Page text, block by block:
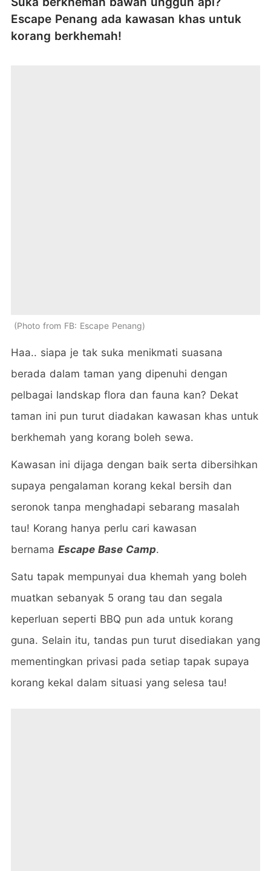
Escape Penang ada kawasan khas untuk
korang berkhemah!
Photo from FB: Escape Penang
Haa.. siapa je tak suka menikmati suasana
berada dalam taman yang dipenuhi dengan
pelbagai landskap flora dan fauna kan? Dekat
taman ini pun turut diadakan kawasan khas untuk
berkhemah yang korang boleh sewa.
Kawasan ini dijaga dengan baik serta dibersihkan
supaya pengalaman korang kekal bersih dan
seronok tanpa menghadapi sebarang masalah
tau! Korang hanya perlu cari kawasan
bernama Escape Base Camp.
Satu tapak mempunyai dua khemah yang boleh
muatkan sebanyak 5 orang tau dan segala
keperluan seperti BBQ pun ada untuk korang
guna. Selain itu, tandas pun turut disediakan yang
mementingkan privasi pada setiap tapak supaya
korang kekal dalam situasi yang selesa tau!